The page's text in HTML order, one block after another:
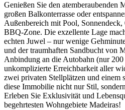
Genießen Sie den atemberaubenden
großen Balkonterrasse oder
Außenbereich mit Pool,
BBQ-Zone. Die exzellente Lage
echten Juwel – nur wenige
und der traumhaften Sandbucht von
Anbindung an die Autobahn (nur
unkomplizierte Erreichbarkeit aller
zwei privaten Stellplätzen und einem
diese Immobilie nicht nur Stil,
Erleben Sie Exklusivität und
begehrtesten Wohngebiete Madeiras!